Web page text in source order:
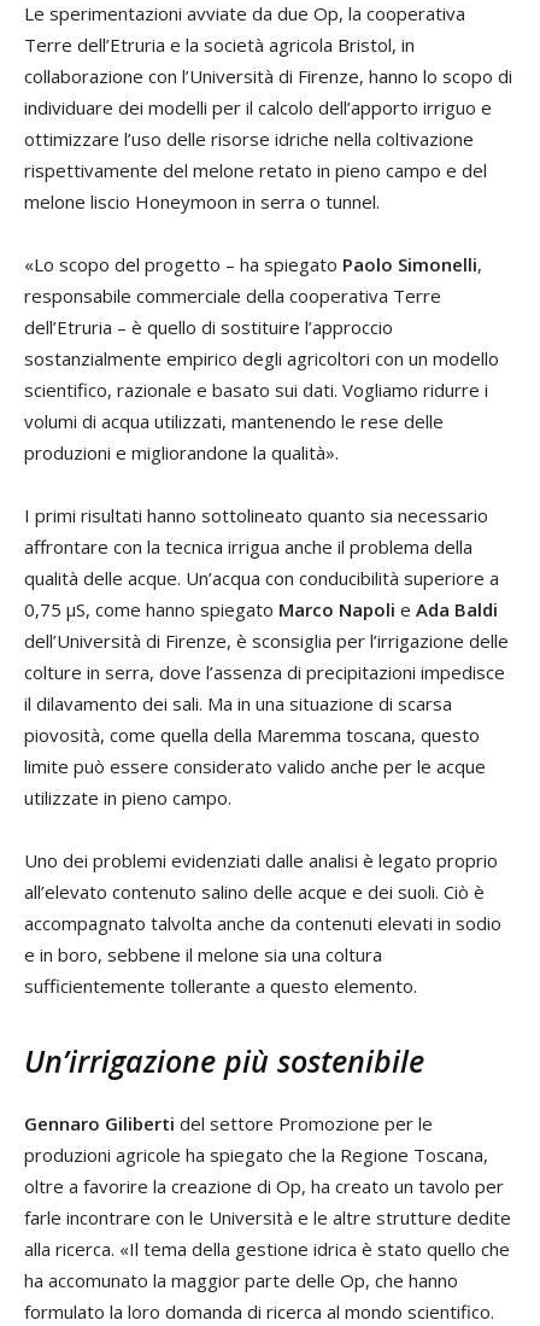
Le sperimentazioni avviate da due Op, la cooperativa
Terre dell’Etruria e la società agricola Bristol, in
collaborazione con l’Università di Firenze, hanno lo scopo di
individuare dei modelli per il calcolo dell’apporto irriguo e
ottimizzare l’uso delle risorse idriche nella coltivazione
rispettivamente del melone retato in pieno campo e del
melone liscio Honeymoon in serra o tunnel.
«Lo scopo del progetto – ha spiegato Paolo Simonelli,
responsabile commerciale della cooperativa Terre
dell’Etruria – è quello di sostituire l’approccio
sostanzialmente empirico degli agricoltori con un modello
scientifico, razionale e basato sui dati. Vogliamo ridurre i
volumi di acqua utilizzati, mantenendo le rese delle
produzioni e migliorandone la qualità».
I primi risultati hanno sottolineato quanto sia necessario
affrontare con la tecnica irrigua anche il problema della
qualità delle acque. Un’acqua con conducibilità superiore a
0,75 µS, come hanno spiegato Marco Napoli e Ada Baldi
dell’Università di Firenze, è sconsiglia per l’irrigazione delle
colture in serra, dove l’assenza di precipitazioni impedisce
il dilavamento dei sali. Ma in una situazione di scarsa
piovosità, come quella della Maremma toscana, questo
limite può essere considerato valido anche per le acque
utilizzate in pieno campo.
Uno dei problemi evidenziati dalle analisi è legato proprio
all’elevato contenuto salino delle acque e dei suoli. Ciò è
accompagnato talvolta anche da contenuti elevati in sodio
e in boro, sebbene il melone sia una coltura
sufficientemente tollerante a questo elemento.
Un’irrigazione più sostenibile
Gennaro Giliberti del settore Promozione per le
produzioni agricole ha spiegato che la Regione Toscana,
oltre a favorire la creazione di Op, ha creato un tavolo per
farle incontrare con le Università e le altre strutture dedite
alla ricerca. «Il tema della gestione idrica è stato quello che
ha accomunato la maggior parte delle Op, che hanno
formulato la loro domanda di ricerca al mondo scientifico.